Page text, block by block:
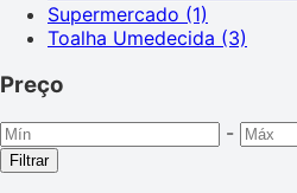
Supermercado (1)
Toalha Umedecida (3)
Preço
-
Filtrar